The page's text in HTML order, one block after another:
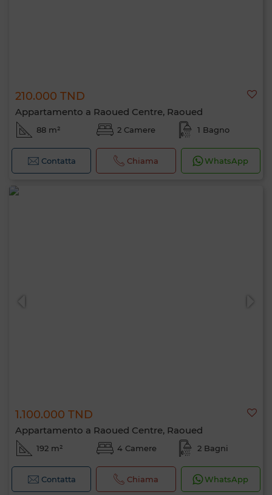
210.000 TND
Appartamento a Raoued Centre, Raoued
88 m² 2 Camere 1 Bagno
Contatta Chiama WhatsApp
1.100.000 TND
Appartamento a Raoued Centre, Raoued
192 m² 4 Camere 2 Bagni
Contatta Chiama WhatsApp